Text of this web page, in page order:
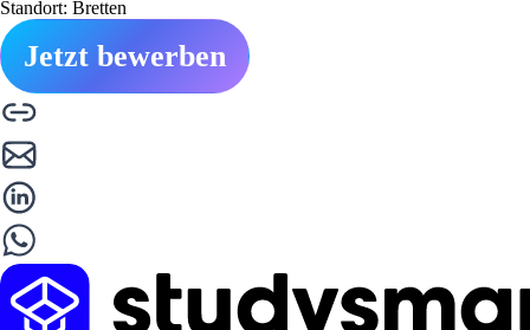
Standort: Bretten
Jetzt bewerben